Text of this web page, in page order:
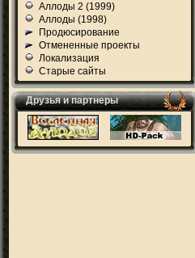
Аллоды 2 (1999)
Аллоды (1998)
Продюсирование
Отмененные проекты
Локализация
Старые сайты
Друзья и партнеры